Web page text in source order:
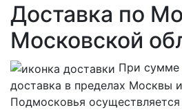
Доставка по
Московской
При сумме
доставка в пределах Москвы
Подмосковья